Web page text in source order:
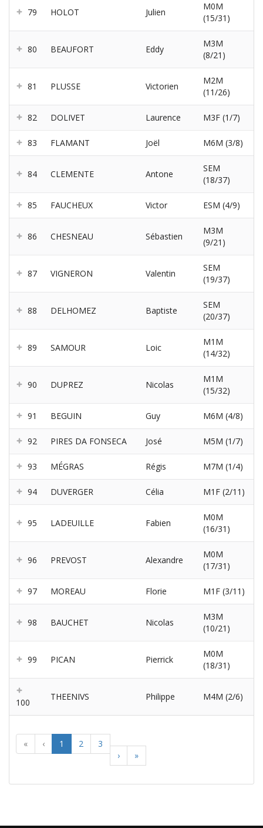
« ‹ 1 2
3
›
»
79 HOLOT Julien
M0M
(15/31)
80 BEAUFORT Eddy
M3M
(8/21)
81 PLUSSE Victorien
M2M
(11/26)
82 DOLIVET Laurence M3F (1/7)
83 FLAMANT Joël M6M (3/8)
84 CLEMENTE Antone
SEM
(18/37)
85 FAUCHEUX Victor ESM (4/9)
86 CHESNEAU Sébastien
M3M
(9/21)
87 VIGNERON Valentin
SEM
(19/37)
88 DELHOMEZ Baptiste
SEM
(20/37)
89 SAMOUR Loic
M1M
(14/32)
90 DUPREZ Nicolas
M1M
(15/32)
91 BEGUIN Guy M6M (4/8)
92 PIRES DA FONSECA José M5M (1/7)
93 MÉGRAS Régis M7M (1/4)
94 DUVERGER Célia M1F (2/11)
95 LADEUILLE Fabien
M0M
(16/31)
96 PREVOST Alexandre
M0M
(17/31)
97 MOREAU Florie M1F (3/11)
98 BAUCHET Nicolas
M3M
(10/21)
99 PICAN Pierrick
M0M
(18/31)
100
THEENIVS Philippe M4M (2/6)